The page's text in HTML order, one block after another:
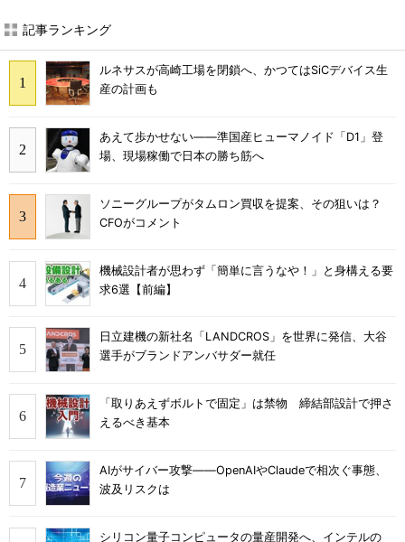
記事ランキング
ルネサスが高崎工場を閉鎖へ、かつてはSiCデバイス生
産の計画も
あえて歩かせない――準国産ヒューマノイド「D1」登
場、現場稼働で日本の勝ち筋へ
ソニーグループがタムロン買収を提案、その狙いは？
CFOがコメント
機械設計者が思わず「簡単に言うなや！」と身構える要
求6選【前編】
日立建機の新社名「LANDCROS」を世界に発信、大谷
選手がブランドアンバサダー就任
「取りあえずボルトで固定」は禁物 締結部設計で押さ
えるべき基本
AIがサイバー攻撃――OpenAIやClaudeで相次ぐ事態、
波及リスクは
シリコン量子コンピュータの量産開発へ、インテルの